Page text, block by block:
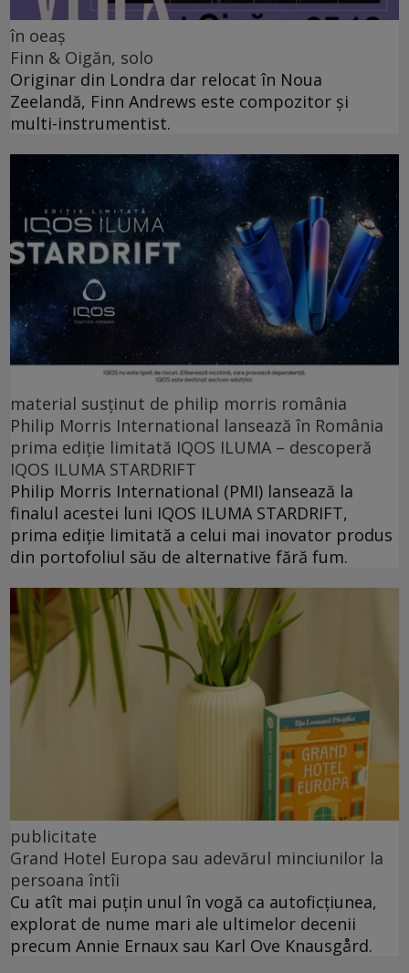
în oeaș
Finn & Oigăn, solo
Originar din Londra dar relocat în Noua
Zeelandă, Finn Andrews este compozitor și
multi-instrumentist.
material susținut de philip morris românia
Philip Morris International lansează în România
prima ediție limitată IQOS ILUMA – descoperă
IQOS ILUMA STARDRIFT
Philip Morris International (PMI) lansează la
finalul acestei luni IQOS ILUMA STARDRIFT,
prima ediție limitată a celui mai inovator produs
din portofoliul său de alternative fără fum.
publicitate
Grand Hotel Europa sau adevărul minciunilor la
persoana întîi
Cu atît mai puțin unul în vogă ca autoficțiunea,
explorat de nume mari ale ultimelor decenii
precum Annie Ernaux sau Karl Ove Knausgård.